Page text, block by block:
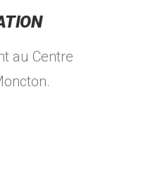
au Centre